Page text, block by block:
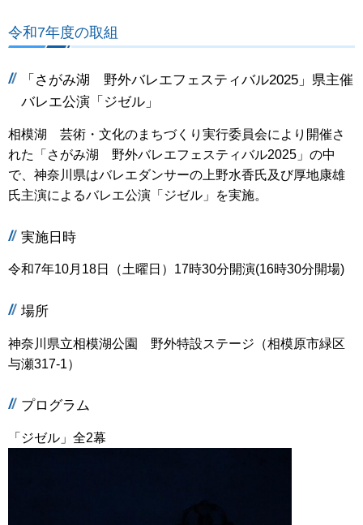
令和7年度の取組
「さがみ湖 野外バレエフェスティバル2025」県主催
バレエ公演「ジゼル」
相模湖 芸術・文化のまちづくり実行委員会により開催さ
れた「さがみ湖 野外バレエフェスティバル2025」の中
で、神奈川県はバレエダンサーの上野水香氏及び厚地康雄
氏主演によるバレエ公演「ジゼル」を実施。
実施日時
令和7年10月18日（土曜日）17時30分開演(16時30分開場)
場所
神奈川県立相模湖公園 野外特設ステージ（相模原市緑区
与瀬317-1）
プログラム
「ジゼル」全2幕